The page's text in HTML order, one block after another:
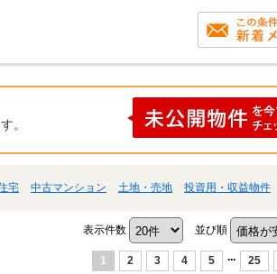
検索履歴
ン済み物件
付き住宅ローン 団体信用保険
査定
富士見市 新座市
【東京】補助金・助
総合不動産の強み
業所 ひばりケ丘営業所 秋津営
グループの強み
期間限定キ
プライバシーポリシー
。
宅 中古マンション 土地・売地 投資用・収益物件
表示件数 並び順
1 2 3 4 5 ... 25